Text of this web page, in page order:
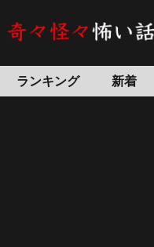
ランキング 新着